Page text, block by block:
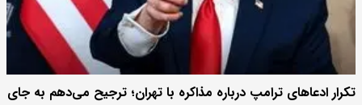
تکرار ادعاهای ترامپ درباره مذاکره با تهران؛ ترجیح می‌دهم به جای